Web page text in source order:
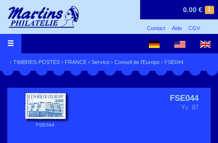
1
0.00 €
Contact Aide CGV
› TIMBRES-POSTES › FRANCE › Service › Conseil de l'Europe › FSE044
FSE044
FSE044
Yv. 97